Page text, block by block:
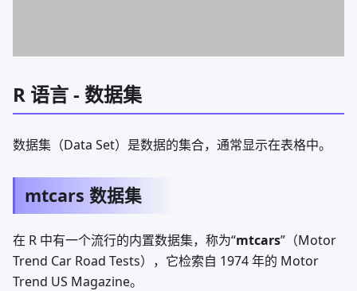
R 语言 - 数据集
数据集（Data Set）是数据的集合，通常显示在表格中。
mtcars 数据集
在 R 中有一个流行的内置数据集，称为“mtcars”（Motor
Trend Car Road Tests），它检索自 1974 年的 Motor
Trend US Magazine。